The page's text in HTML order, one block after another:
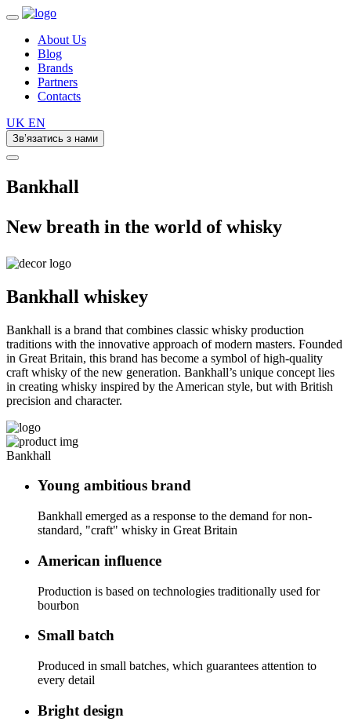
About Us
Blog
Brands
Partners
Contacts
UK EN
Зв’язатись з нами
Bankhall
New breath in the world of whisky
Bankhall whiskey
Bankhall is a brand that combines classic whisky production
traditions with the innovative approach of modern masters. Founded
in Great Britain, this brand has become a symbol of high-quality
craft whisky of the new generation. Bankhall’s unique concept lies
in creating whisky inspired by the American style, but with British
precision and character.
Bankhall
Young ambitious brand
Bankhall emerged as a response to the demand for non-
standard, "craft" whisky in Great Britain
American influence
Production is based on technologies traditionally used for
bourbon
Small batch
Produced in small batches, which guarantees attention to
every detail
Bright design